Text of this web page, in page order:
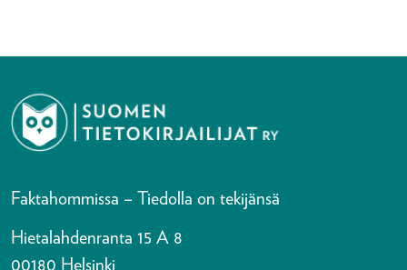
Faktahommissa – Tiedolla on tekijänsä
Hietalahdenranta 15 A 8
00180 Helsinki